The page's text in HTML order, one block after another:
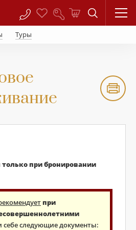
Туры
при бронировании
при
себе следующие документы: